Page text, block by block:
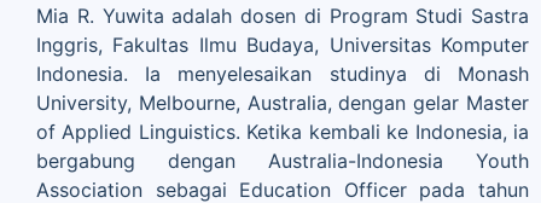
Mia R. Yuwita adalah dosen di Program Studi Sastra
Inggris, Fakultas Ilmu Budaya, Universitas Komputer
Indonesia. Ia menyelesaikan studinya di Monash
University, Melbourne, Australia, dengan gelar Master
of Applied Linguistics. Ketika kembali ke Indonesia, ia
bergabung dengan Australia-Indonesia Youth
Association sebagai Education Officer pada tahun